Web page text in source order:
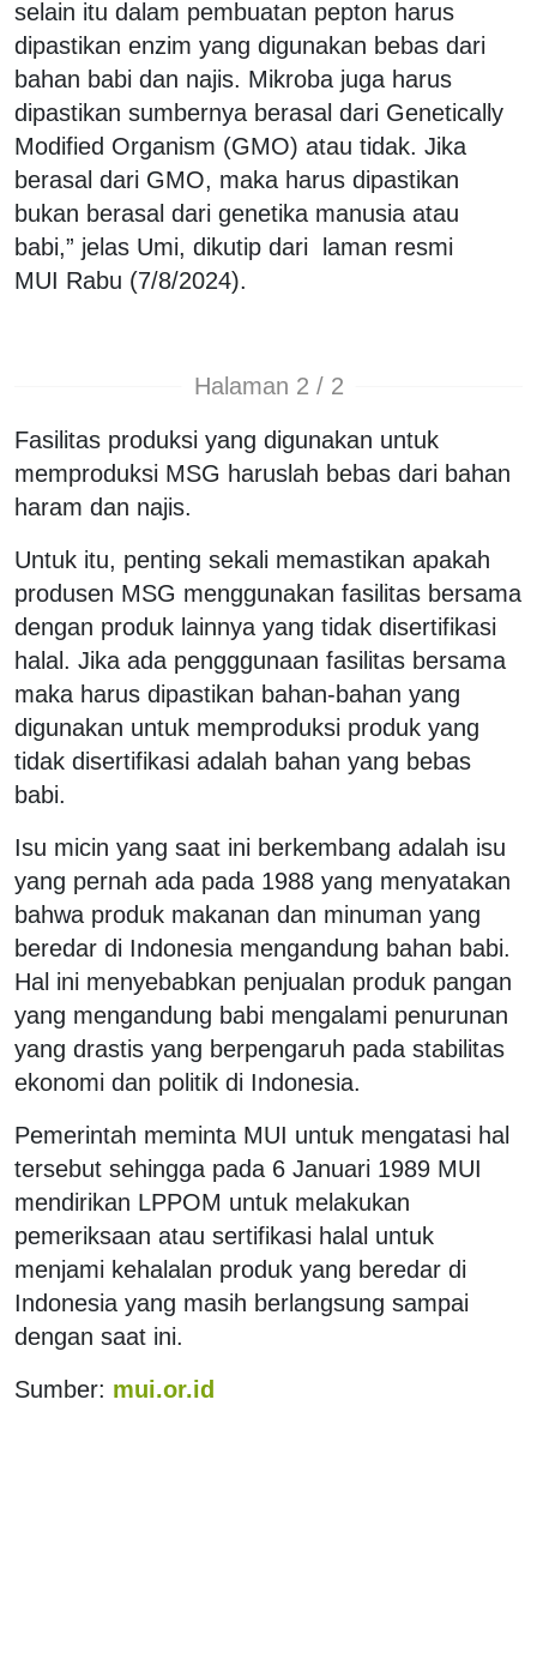
selain itu dalam pembuatan pepton harus
dipastikan enzim yang digunakan bebas dari
bahan babi dan najis. Mikroba juga harus
dipastikan sumbernya berasal dari Genetically
Modified Organism (GMO) atau tidak. Jika
berasal dari GMO, maka harus dipastikan
bukan berasal dari genetika manusia atau
babi,” jelas Umi, dikutip dari
laman resmi
MUI Rabu (7/8/2024).
Halaman 2 / 2
Fasilitas produksi yang digunakan untuk
memproduksi MSG haruslah bebas dari bahan
haram dan najis.
Untuk itu, penting sekali memastikan apakah
produsen MSG menggunakan fasilitas bersama
dengan produk lainnya yang tidak disertifikasi
halal. Jika ada pengggunaan fasilitas bersama
maka harus dipastikan bahan-bahan yang
digunakan untuk memproduksi produk yang
tidak disertifikasi adalah bahan yang bebas
babi.
Isu micin yang saat ini berkembang adalah isu
yang pernah ada pada 1988 yang menyatakan
bahwa produk makanan dan minuman yang
beredar di Indonesia mengandung bahan babi.
Hal ini menyebabkan penjualan produk pangan
yang mengandung babi mengalami penurunan
yang drastis yang berpengaruh pada stabilitas
ekonomi dan politik di Indonesia.
Pemerintah meminta MUI untuk mengatasi hal
tersebut sehingga pada 6 Januari 1989 MUI
mendirikan LPPOM untuk melakukan
pemeriksaan atau sertifikasi halal untuk
menjami kehalalan produk yang beredar di
Indonesia yang masih berlangsung sampai
dengan saat ini.
Sumber: mui.or.id